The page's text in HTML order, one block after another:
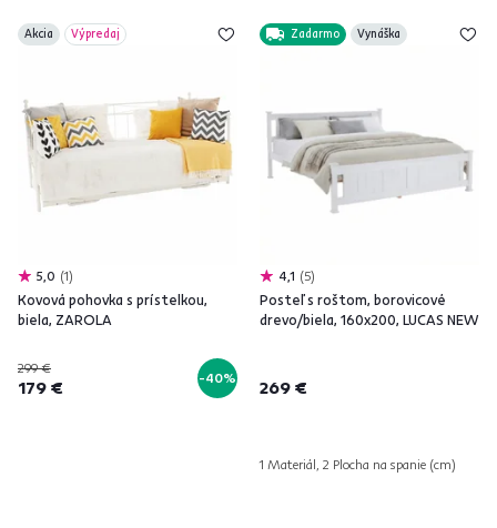
Akcia Výpredaj
5,0 1
Kovová pohovka s prístelkou,
biela, ZAROLA
299 €
179 € -40%
Zadarmo Vynáška
4,1 5
Posteľ s roštom, borovicové
drevo/biela, 160x200, LUCAS NEW
269 €
1 Materiál, 2 Plocha na spanie (cm)